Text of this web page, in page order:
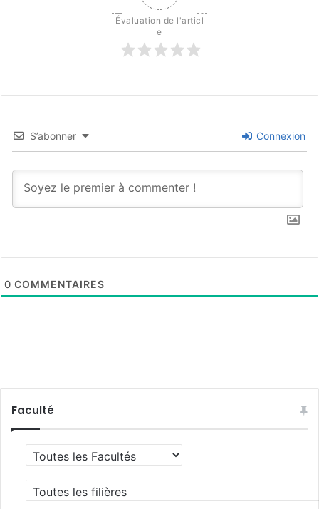
Évaluation de l'articl
e
S’abonner Connexion
0 COMMENTAIRES
Faculté